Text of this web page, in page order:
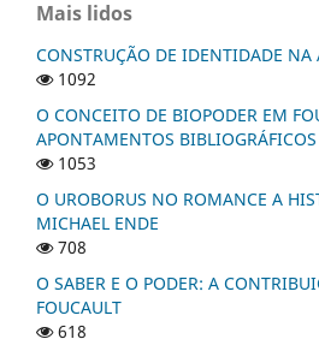
Mais lidos
CONSTRUÇÃO DE IDENTIDADE NA
1092
O CONCEITO DE BIOPODER EM
APONTAMENTOS BIBLIOGRÁFICOS
1053
O UROBORUS NO ROMANCE A
MICHAEL ENDE
708
O SABER E O PODER: A
FOUCAULT
618